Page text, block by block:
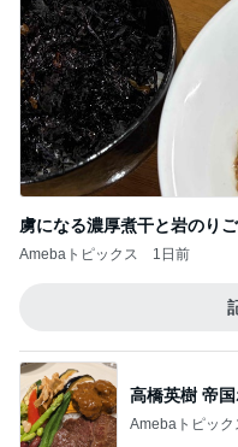
虜になる濃厚煮干と岩のり
Amebaトピックス 1日前
高橋英樹 帝
Amebaトピック